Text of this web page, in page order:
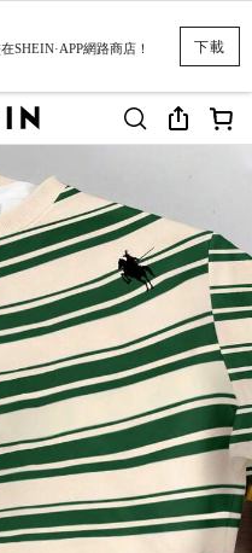
下載
SHEIN·APP網路商店！